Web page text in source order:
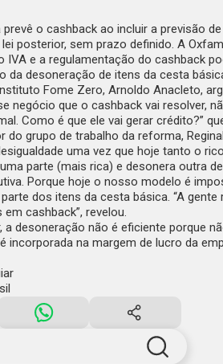
o cashbackao incluir a previsão
posterior, sem prazo definido. A
IVA e a regulamentação do cashback
da desoneração de itens da cesta
Fome Zero, Arnoldo Anacleto,
negócio que o cashbackvai resolver,
Como é que ele vai gerar crédito?”
do grupo de trabalho da reforma,
uma vez que hoje tanto o
parte (mais rica) e desonera outra
Porque hoje o nosso modelo é
dos itens da cesta básica. “A
em cashback”, revelou.
a desoneração não é eficiente porque
incorporada na margem de lucro da